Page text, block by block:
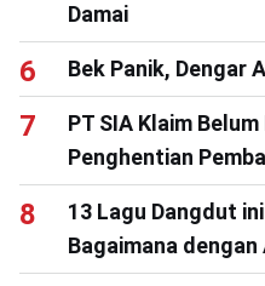
Damai
Bek Panik, Dengar
PT SIA Klaim
Penghentian
13 Lagu Dangdut
Bagaimana dengan